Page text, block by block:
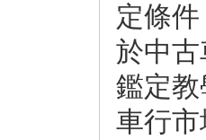
定條
於中
鑑定
車行